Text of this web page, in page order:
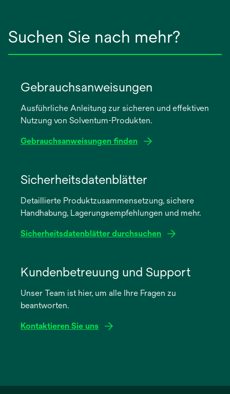
Suchen Sie nach mehr?
Gebrauchsanweisungen
Ausführliche Anleitung zur sicheren und effektiven
Nutzung von Solventum-Produkten.
Gebrauchsanweisungen finden
neuen
Registerkarte
Sicherheitsdatenblätter
Detaillierte Produktzusammensetzung, sichere
Handhabung, Lagerungsempfehlungen und mehr.
Sicherheitsdatenblätter durchsuchen
neuen
Registerkarte
Kundenbetreuung und Support
Unser Team ist hier, um alle Ihre Fragen zu
beantworten.
Kontaktieren Sie uns